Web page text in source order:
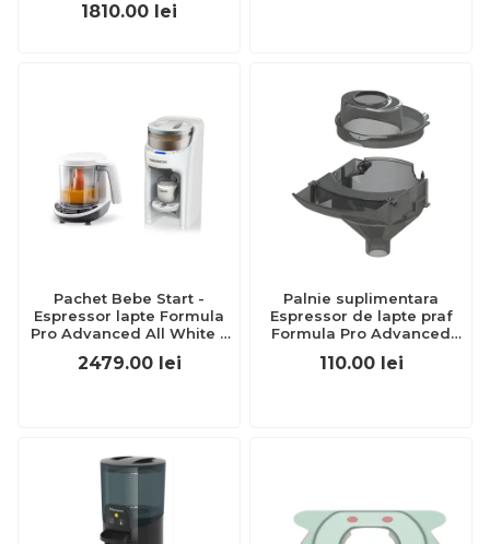
1810.00 lei
Pachet Bebe Start -
Espressor lapte Formula
Pro Advanced All White +
Maker Baby Brezza
2479.00 lei
Palnie suplimentara
Espressor de lapte praf
Formula Pro Advanced
110.00 lei